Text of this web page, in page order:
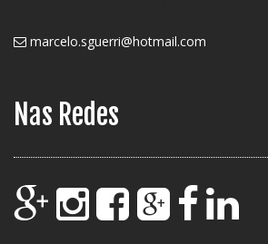
marcelo.sguerri@hotmail.com
Nas Redes